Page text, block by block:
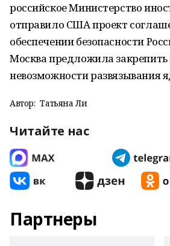
российское Министерство
отправило США проект
обеспечении безопасности
Москва предложила
невозможности развязывания
Автор: Татьяна Ли
Читайте нас
Партнеры